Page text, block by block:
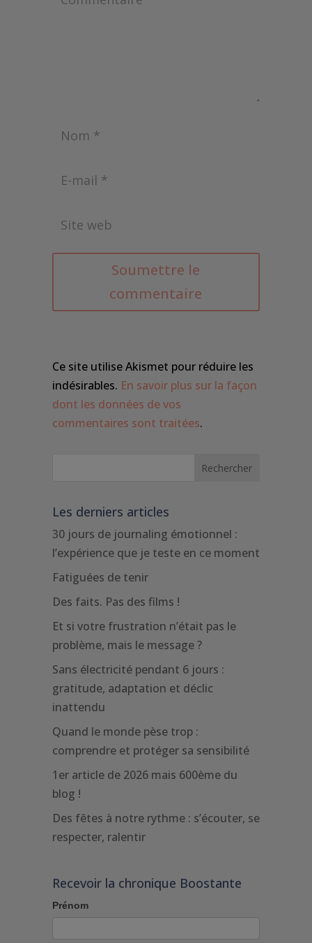
Soumettre le
commentaire
Ce site utilise Akismet pour réduire les
indésirables. En savoir plus sur la façon
dont les données de vos
commentaires sont traitées.
Les derniers articles
30 jours de journaling émotionnel :
l’expérience que je teste en ce moment
Fatiguées de tenir
Des faits. Pas des films !
Et si votre frustration n’était pas le
problème, mais le message ?
Sans électricité pendant 6 jours :
gratitude, adaptation et déclic
inattendu
Quand le monde pèse trop :
comprendre et protéger sa sensibilité
1er article de 2026 mais 600ème du
blog !
Des fêtes à notre rythme : s’écouter, se
respecter, ralentir
Recevoir la chronique Boostante
Prénom